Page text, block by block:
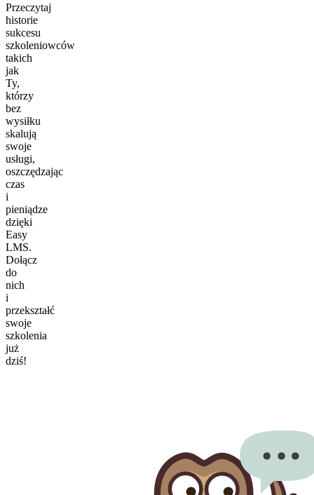
Przeczytaj
historie
sukcesu
szkoleniowców
takich
jak
Ty,
którzy
bez
wysiłku
skalują
swoje
usługi,
oszczędzając
czas
i
pieniądze
dzięki
Easy
LMS.
Dołącz
do
nich
i
przekształć
swoje
szkolenia
już
dziś!